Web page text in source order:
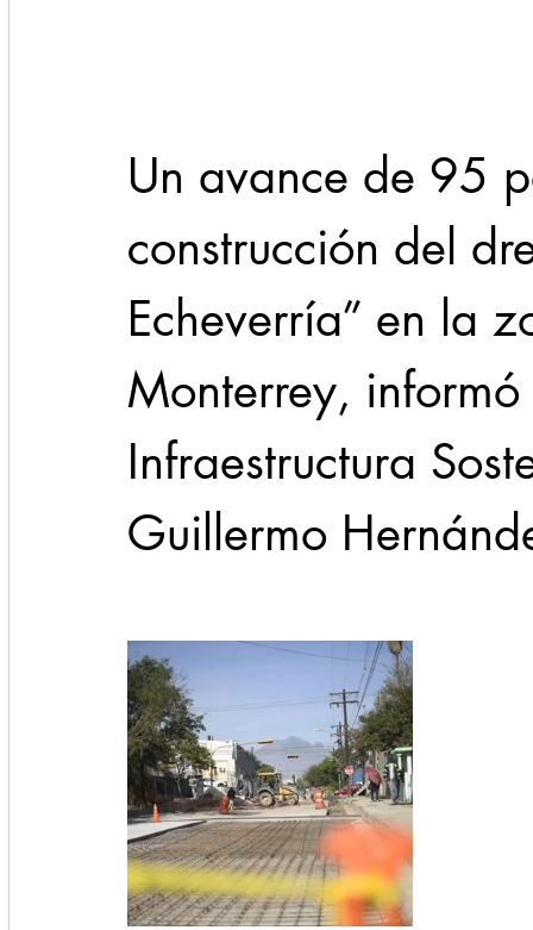
SeguridadUn avance de 95
construcción del
Echeverría” en la
Monterrey,
Infraestructura
Guillermo